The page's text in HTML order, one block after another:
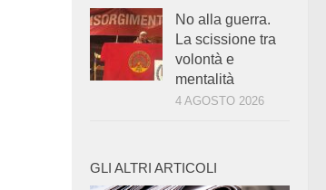
No alla guerra.
La scissione tra
volontà e
mentalità
4 AGOSTO 2026
GLI ALTRI ARTICOLI